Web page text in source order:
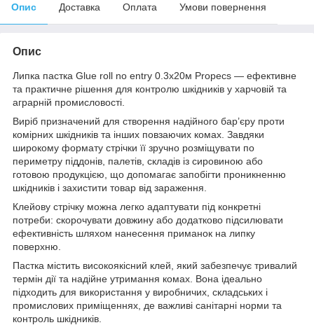
Опис Доставка Оплата Умови повернення
Опис
Липка пастка Glue roll no entry 0.3х20м Propecs — ефективне
та практичне рішення для контролю шкідників у харчовій та
аграрній промисловості.
Виріб призначений для створення надійного бар’єру проти
комірних шкідників та інших повзаючих комах. Завдяки
широкому формату стрічки її зручно розміщувати по
периметру піддонів, палетів, складів із сировиною або
готовою продукцією, що допомагає запобігти проникненню
шкідників і захистити товар від зараження.
Клейову стрічку можна легко адаптувати під конкретні
потреби: скорочувати довжину або додатково підсилювати
ефективність шляхом нанесення приманок на липку
поверхню.
Пастка містить високоякісний клей, який забезпечує тривалий
термін дії та надійне утримання комах. Вона ідеально
підходить для використання у виробничих, складських і
промислових приміщеннях, де важливі санітарні норми та
контроль шкідників.